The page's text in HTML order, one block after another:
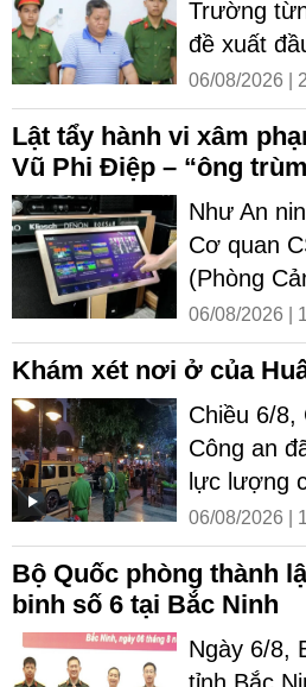
Trường
đề xuất
06/08/2026 |
Lật tẩy hành vi xâm
Vũ Phi Điệp – “ông
Như An
Cơ quan
(Phòng
06/08/2026 |
Khám xét nơi ở của
Chiều 6/8,
Công an
lực lượng
06/08/2026 |
Bộ Quốc phòng thành
binh số 6 tại Bắc Ninh
Ngày 6/8,